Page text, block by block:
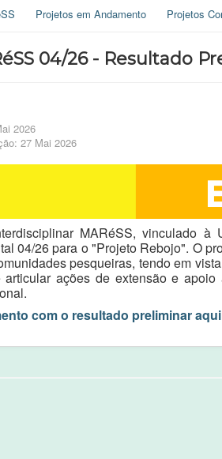
Projetos em Andamento Projetos
04/26 - Resultado
2026
27 Mai 2026
MARéSS, vinculado
04/26 para o "Projeto Rebojo". O
pesqueiras, tendo em
articular ações de extensão e
com o resultado preliminar aqui